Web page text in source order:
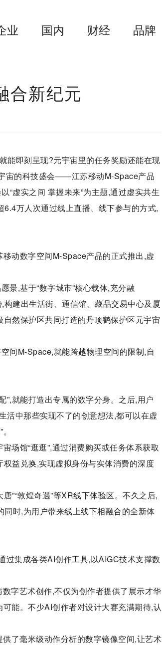
业 国内 财经 品牌
合新纪元
能即刻呈现?元宇宙里的任务奖励还能在现
宙的科技盛会——江苏移动M-Space产品
“虚实之间 掌握未来”为主题,通过虚实共生
万人次通过线上直播、线下参与的方式,
动数字空间M-Space产品的正式推出,虚
景,基于“数字城市”核心载体,充分融
建出生活街、通信馆、藏品交易中心及厦
然保护区共同打造的丹顶鹤保护区元宇宙
间M-Space,就能跨越物理空间的限制,自
”,就能打造出专属的数字分身。之后,用户
中那些实现不了的创意想法,都可以在虚
场馆“逛逛”,通过消费购买或任务体系获取
益兑换,实现虚拟身份与实体消费的深度
”“敦煌奇遇”等XR线下体验区。不久之后,
时,为用户带来线上线下相融合的全新体
过集成各类AI创作工具,以AIGC技术支撑数
字艺术创作,不仅为创作者提供了展示才华
能。不少AI创作者对设计大赛充满期待,认
了毫米级动作分析的数字镜像空间,让艺术